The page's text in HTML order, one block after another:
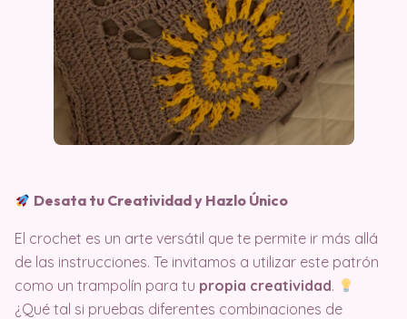
Desata tu Creatividad y Hazlo Único
El crochet es un arte versátil que te permite ir más allá
de las instrucciones. Te invitamos a utilizar este patrón
como un trampolín para tu propia creatividad.
¿Qué tal si pruebas diferentes combinaciones de